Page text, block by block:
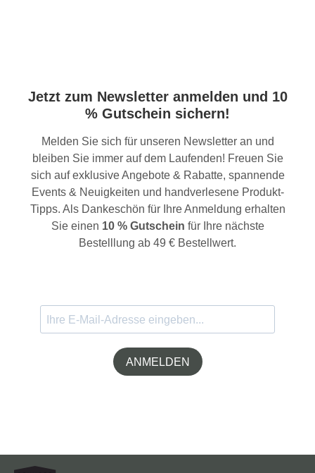
Jetzt zum Newsletter anmelden und 10
% Gutschein sichern!
Melden Sie sich für unseren Newsletter an und
bleiben Sie immer auf dem Laufenden! Freuen Sie
sich auf exklusive Angebote & Rabatte, spannende
Events & Neuigkeiten und handverlesene Produkt-
Tipps. Als Dankeschön für Ihre Anmeldung erhalten
Sie einen 10 % Gutschein für Ihre nächste
Bestelllung ab 49 € Bestellwert.
ANMELDEN